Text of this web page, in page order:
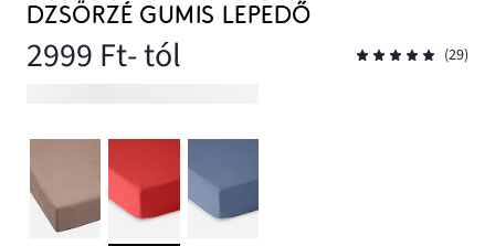
DZSÖRZÉ GUMIS LEPEDŐ
2999 Ft- tól (29)